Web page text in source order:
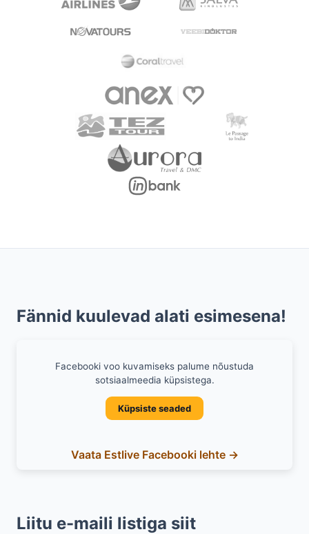
Fännid kuulevad alati esimesena!
Facebooki voo kuvamiseks palume nõustuda
sotsiaalmeedia küpsistega.
Küpsiste seaded
Vaata Estlive Facebooki lehte →
Liitu e-maili listiga siit